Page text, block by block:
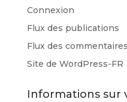
Connexion
Flux des publications
Flux des commentaires
Site de WordPress-FR
Informations sur